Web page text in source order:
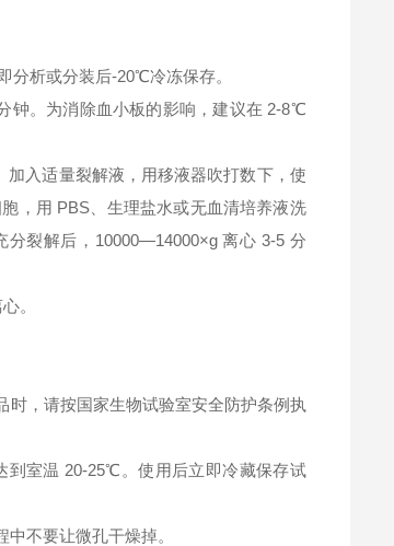
分析或分装后-20℃冷冻保存。
钟。为消除血小板的影响，建议在 2-8℃
入适量裂解液，用移液器吹打数下，使
，用 PBS、生理盐水或无血清培养液洗
裂解后，10000—14000×g 离心 3-5 分
。
，请按国家生物试验室安全防护条例执
到室温 20-25℃。使用后立即冷藏保存试
不要让微孔干燥掉。